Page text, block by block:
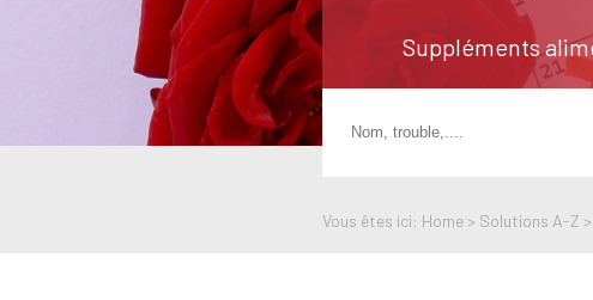
Suppléments
Vous êtes ici: Home > Solutions A-Z >